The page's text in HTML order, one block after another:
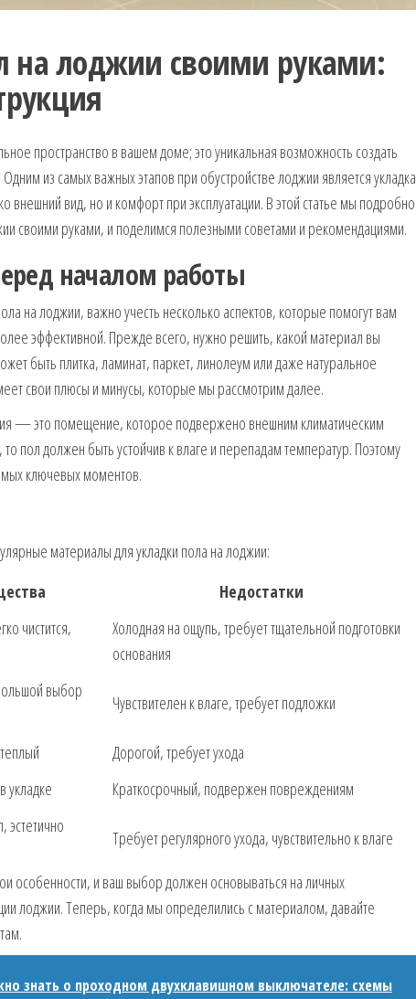
на лоджии своими руками:
пространство в вашем доме; это уникальная возможность создать
из самых важных этапов при обустройстве лоджии является укладка
внешний вид, но и комфорт при эксплуатации. В этой статье мы подробно
своими руками, и поделимся полезными советами и рекомендациями.
началом работы
на лоджии, важно учесть несколько аспектов, которые помогут вам
эффективной. Прежде всего, нужно решить, какой материал вы
быть плитка, ламинат, паркет, линолеум или даже натуральное
свои плюсы и минусы, которые мы рассмотрим далее.
— это помещение, которое подвержено внешним климатическим
пол должен быть устойчив к влаге и перепадам температур. Поэтому
ключевых моментов.
материалы для укладки пола на лоджии:
Недостатки
чистится,
Холодная на ощупь, требует тщательной подготовки
основания
выбор
Чувствителен к влаге, требует подложки
Дорогой, требует ухода
укладке Краткосрочный, подвержен повреждениям
эстетично
Требует регулярного ухода, чувствительно к влаге
особенности, и ваш выбор должен основываться на личных
лоджии. Теперь, когда мы определились с материалом, давайте
знать о проходном двухклавишном выключателе: схемы